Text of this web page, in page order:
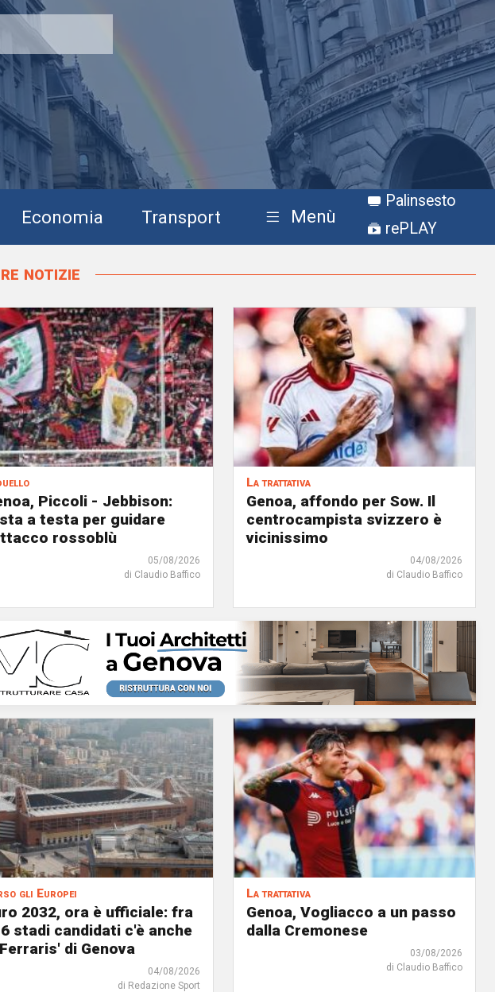
Economia Transport Menù
Palinsesto
rePLAY
notizie
Piccoli - Jebbison:
a testa per guidare
rossoblù
05/08/2026
di Claudio Baffico
La trattativa
Genoa, affondo per Sow. Il
centrocampista svizzero è
vicinissimo
04/08/2026
di Claudio Baffico
gli Europei
2032, ora è ufficiale: fra
stadi candidati c'è anche
di Genova
04/08/2026
di Redazione Sport
La trattativa
Genoa, Vogliacco a un passo
dalla Cremonese
03/08/2026
di Claudio Baffico